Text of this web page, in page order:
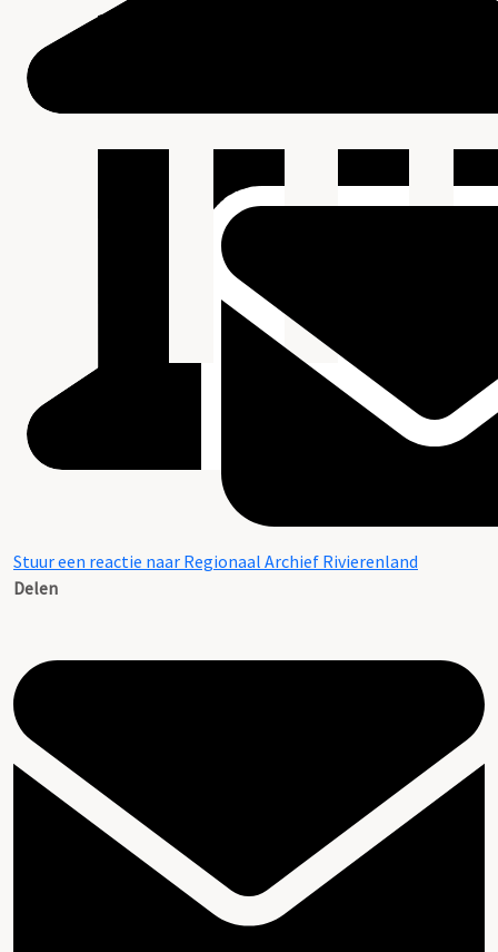
Stuur een reactie naar Regionaal Archief Rivierenland
Delen